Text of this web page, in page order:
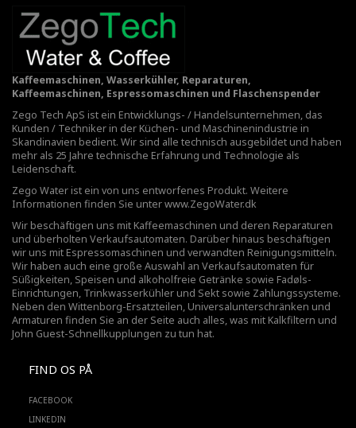
Kaffeemaschinen, Wasserkühler, Reparaturen,
Kaffeemaschinen, Espressomaschinen und Flaschenspender
Zego Tech ApS ist ein Entwicklungs- / Handelsunternehmen, das
Kunden / Techniker in der Küchen- und Maschinenindustrie in
Skandinavien bedient. Wir sind alle technisch ausgebildet und haben
mehr als 25 Jahre technische Erfahrung und Technologie als
Leidenschaft.
Zego Water ist ein von uns entworfenes Produkt. Weitere
Informationen finden Sie unterwww.ZegoWater.dk
Wir beschäftigen uns mit Kaffeemaschinen und deren Reparaturen
und überholten Verkaufsautomaten. Darüber hinaus beschäftigen
wir uns mit Espressomaschinen und verwandten Reinigungsmitteln.
Wir haben auch eine große Auswahl an Verkaufsautomaten für
Süßigkeiten, Speisen und alkoholfreie Getränke sowie Fadøls-
Einrichtungen, Trinkwasserkühler und Sekt sowie Zahlungssysteme.
Neben den Wittenborg-Ersatzteilen, Universalunterschränken und
Armaturen finden Sie an der Seite auch alles, was mit Kalkfiltern und
John Guest-Schnellkupplungen zu tun hat.
FIND OS PÅ
FACEBOOK
LINKEDIN